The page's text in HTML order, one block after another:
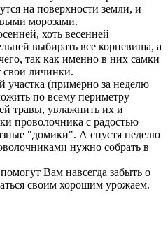
на поверхности земли, и
морозами.
хоть весенней
выбирать все корневища, а
так как именно в них самки
личинки.
участка (примерно за неделю
по всему периметру
травы, увлажнить их и
проволочника с радостью
"домики". А спустя неделю
нужно собрать в
Вам навсегда забыть о
своим хорошим урожаем.